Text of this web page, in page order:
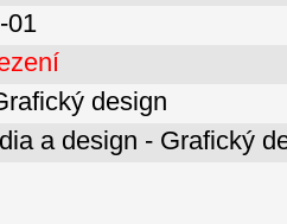
01
design
a design - Grafický